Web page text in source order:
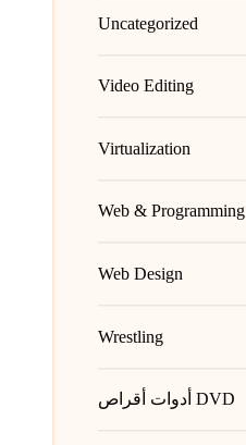
Uncategorized
Video Editing
Virtualization
Web & Programming
Web Design
Wrestling
أدوات أقراص DVD